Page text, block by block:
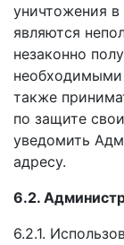
уничтожения в
являются
незаконно
необходимыми
также
по защите
уведомить
адресу.
6.2.
6.2.1.